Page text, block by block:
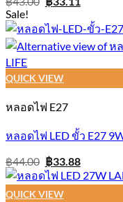
was:
฿43.00.
is:
฿33.11.
Sale!
QUICK VIEW
หลอดไฟ E27
หลอดไฟ LED ขั้ว E27
฿44.00 Original
price
was:
฿44.00.
฿33.88Current
price
is:
QUICK VIEW